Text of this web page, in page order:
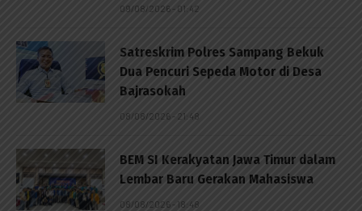
09/08/2026 - 01:42
Satreskrim Polres Sampang Bekuk
Dua Pencuri Sepeda Motor di Desa
Bajrasokah
08/08/2026 - 21:48
BEM SI Kerakyatan Jawa Timur dalam
Lembar Baru Gerakan Mahasiswa
08/08/2026 - 18:48